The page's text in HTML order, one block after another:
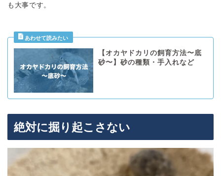
も大事です。
【オカヤドカリの飼育方法〜底
砂〜】砂の種類・手入れなど
絶対に掘り起こさない